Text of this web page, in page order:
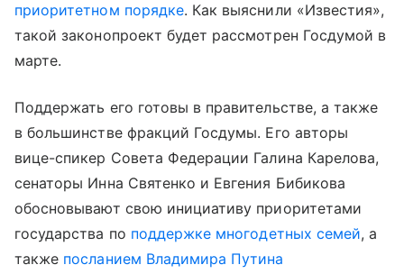
приоритетном порядке. Как выяснили «Известия»,
такой законопроект будет рассмотрен Госдумой в
марте.
Поддержать его готовы в правительстве, а также
в большинстве фракций Госдумы. Его авторы
вице-спикер Совета Федерации Галина Карелова,
сенаторы Инна Святенко и Евгения Бибикова
обосновывают свою инициативу приоритетами
государства по поддержке многодетных семей, а
также посланием Владимира Путина